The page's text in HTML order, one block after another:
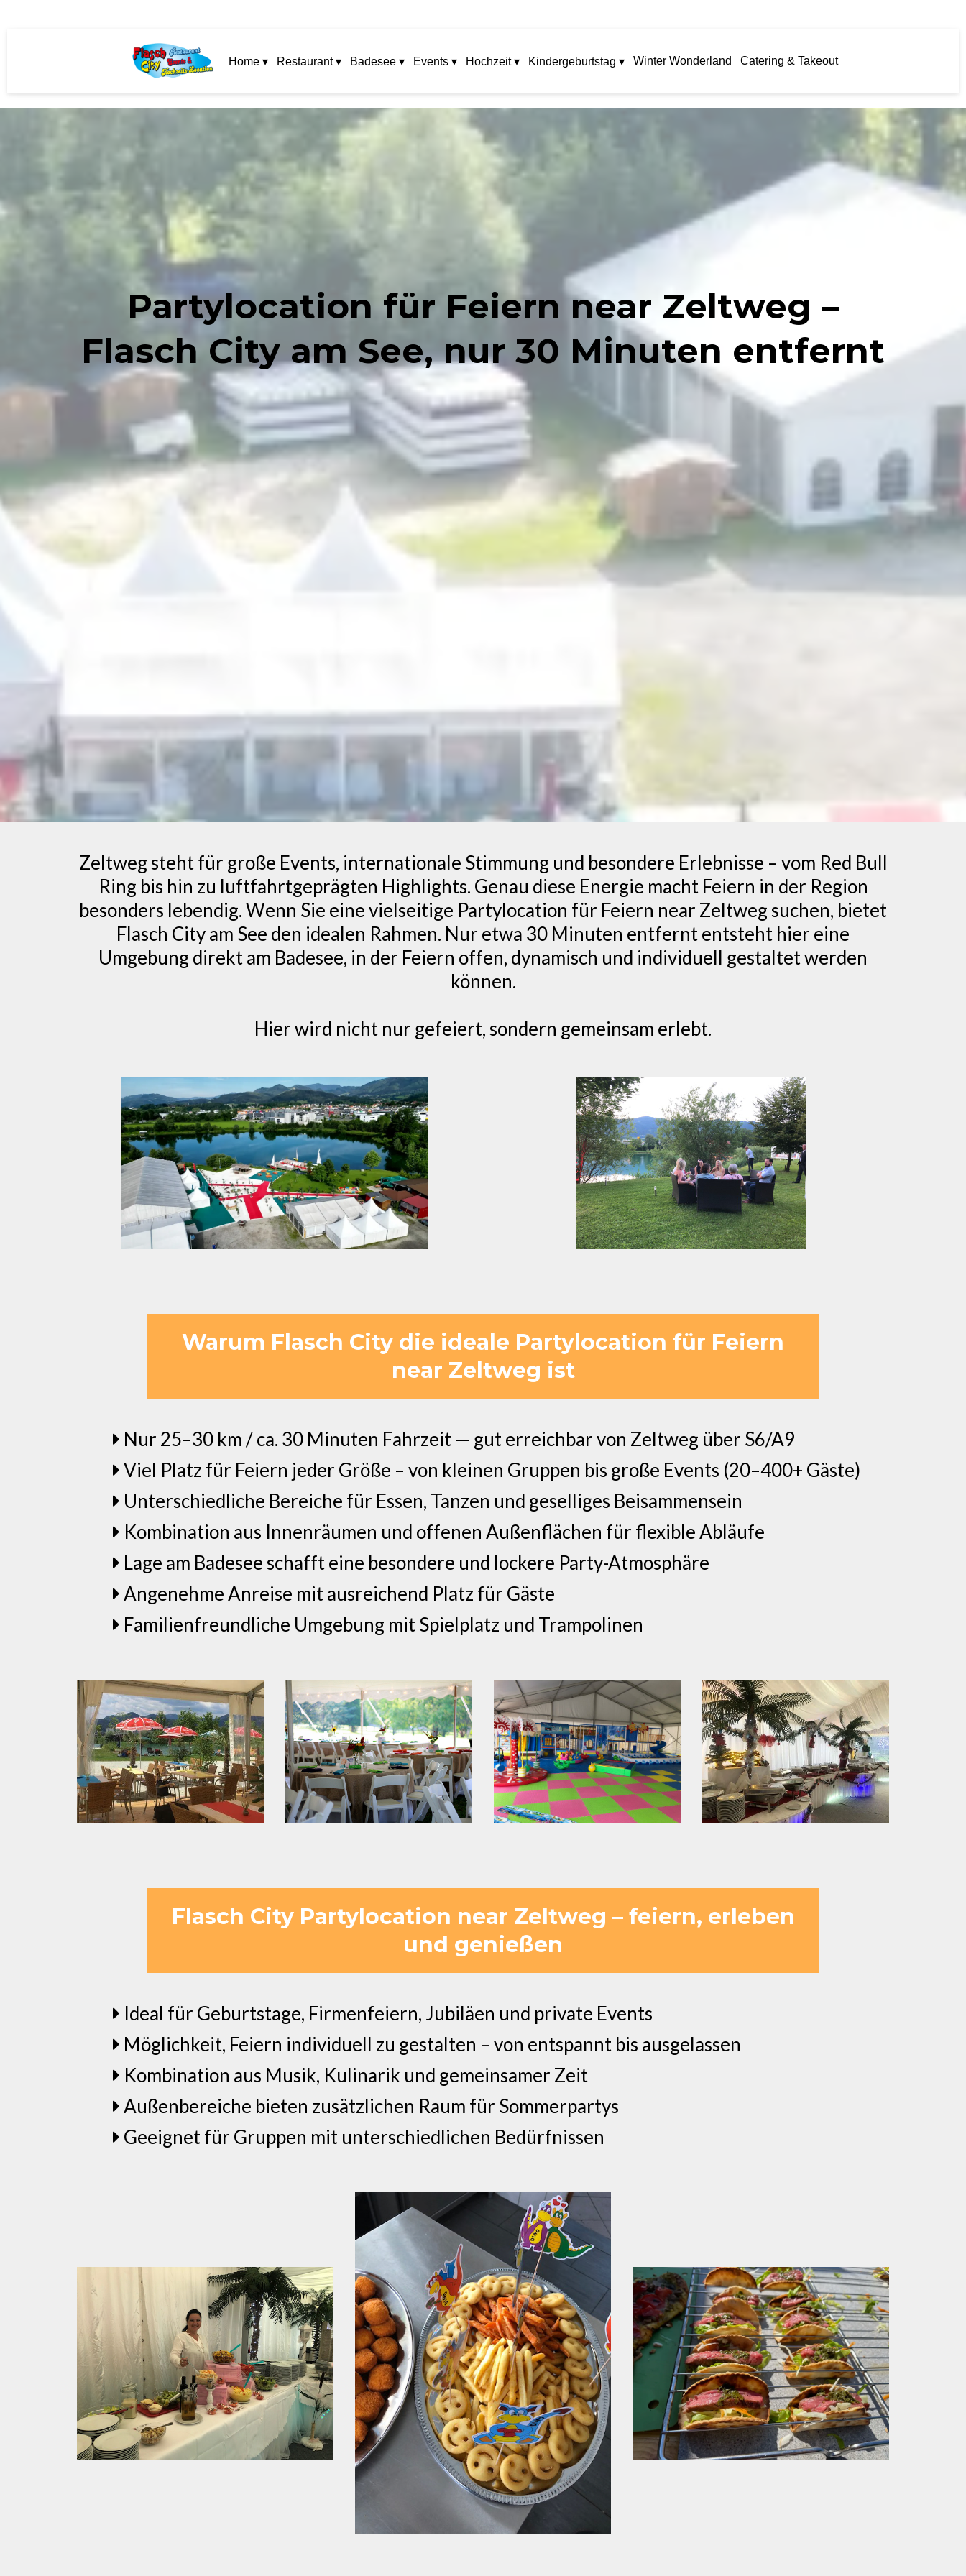
Home ▾ Restaurant ▾ Badesee ▾ Events ▾ Hochzeit ▾ Kindergeburtstag ▾ Winter Wonderland Catering & Takeout
Partylocation für Feiern near Zeltweg –
Flasch City am See, nur 30 Minuten entfernt
Zeltweg steht für große Events, internationale Stimmung und besondere Erlebnisse – vom Red Bull
Ring bis hin zu luftfahrtgeprägten Highlights. Genau diese Energie macht Feiern in der Region
besonders lebendig. Wenn Sie eine vielseitige Partylocation für Feiern near Zeltweg suchen, bietet
Flasch City am See den idealen Rahmen. Nur etwa 30 Minuten entfernt entsteht hier eine
Umgebung direkt am Badesee, in der Feiern offen, dynamisch und individuell gestaltet werden
können.
Hier wird nicht nur gefeiert, sondern gemeinsam erlebt.
Warum Flasch City die ideale Partylocation für Feiern
near Zeltweg ist
Nur 25–30 km / ca. 30 Minuten Fahrzeit — gut erreichbar von Zeltweg über S6/A9
Viel Platz für Feiern jeder Größe – von kleinen Gruppen bis große Events (20–400+ Gäste)
Unterschiedliche Bereiche für Essen, Tanzen und geselliges Beisammensein
Kombination aus Innenräumen und offenen Außenflächen für flexible Abläufe
Lage am Badesee schafft eine besondere und lockere Party-Atmosphäre
Angenehme Anreise mit ausreichend Platz für Gäste
Familienfreundliche Umgebung mit Spielplatz und Trampolinen
Flasch City Partylocation near Zeltweg – feiern, erleben
und genießen
Ideal für Geburtstage, Firmenfeiern, Jubiläen und private Events
Möglichkeit, Feiern individuell zu gestalten – von entspannt bis ausgelassen
Kombination aus Musik, Kulinarik und gemeinsamer Zeit
Außenbereiche bieten zusätzlichen Raum für Sommerpartys
Geeignet für Gruppen mit unterschiedlichen Bedürfnissen